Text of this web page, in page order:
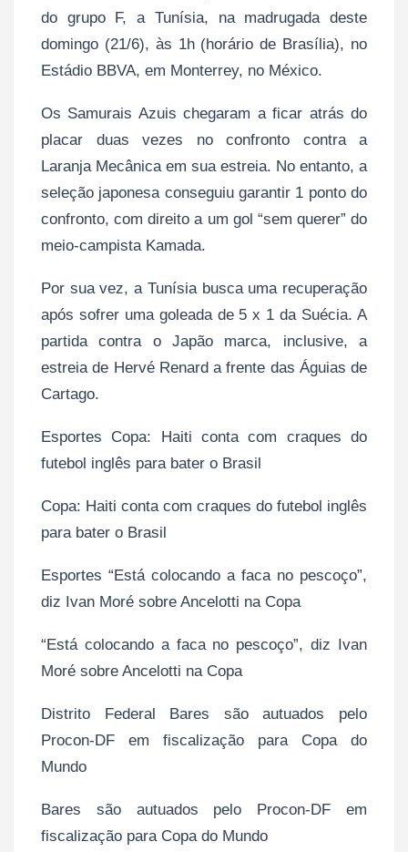
do grupo F, a Tunísia, na madrugada deste
domingo (21/6), às 1h (horário de Brasília), no
Estádio BBVA, em Monterrey, no México.
Os Samurais Azuis chegaram a ficar atrás do
placar duas vezes no confronto contra a
Laranja Mecânica em sua estreia. No entanto, a
seleção japonesa conseguiu garantir 1 ponto do
confronto, com direito a um gol “sem querer” do
meio-campista Kamada.
Por sua vez, a Tunísia busca uma recuperação
após sofrer uma goleada de 5 x 1 da Suécia. A
partida contra o Japão marca, inclusive, a
estreia de Hervé Renard a frente das Águias de
Cartago.
Esportes Copa: Haiti conta com craques do
futebol inglês para bater o Brasil
Copa: Haiti conta com craques do futebol inglês
para bater o Brasil
Esportes “Está colocando a faca no pescoço”,
diz Ivan Moré sobre Ancelotti na Copa
“Está colocando a faca no pescoço”, diz Ivan
Moré sobre Ancelotti na Copa
Distrito Federal Bares são autuados pelo
Procon-DF em fiscalização para Copa do
Mundo
Bares são autuados pelo Procon-DF em
fiscalização para Copa do Mundo